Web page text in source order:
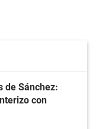
de Sánchez:
con